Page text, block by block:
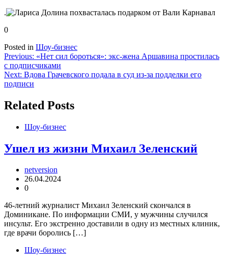
.
0
Posted in Шоу-бизнес
Навигация
по
записям
Previous: «Нет сил бороться»: экс-жена Аршавина простилась
с подписчиками
Next: Вдова Грачевского подала в суд из-за подделки его
подписи
Related Posts
Шоу-бизнес
Ушел из жизни Михаил Зеленский
netversion
26.04.2024
0
46-летний журналист Михаил Зеленский скончался в
Доминикане. По информации СМИ, у мужчины случился
инсульт. Его экстренно доставили в одну из местных клиник,
где врачи боролись […]
Шоу-бизнес